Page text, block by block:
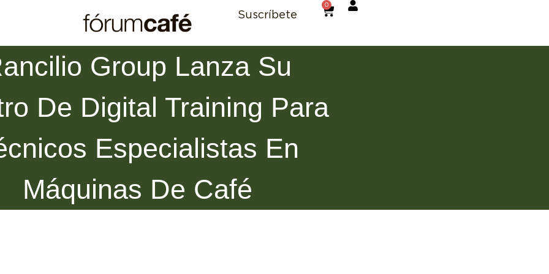
Suscríbete
0
Group Lanza Su
De Digital Training Para
Especialistas En
Máquinas De Café